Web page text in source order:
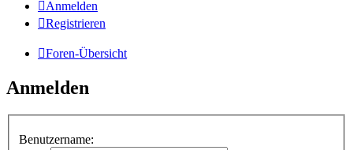
Anmelden
Registrieren
Foren-Übersicht
Anmelden
Benutzername: